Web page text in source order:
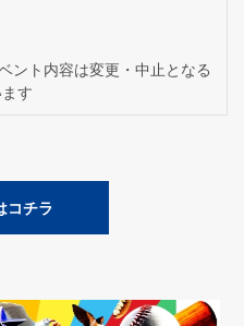
ント内容は変更・中止となる
す
コチラ